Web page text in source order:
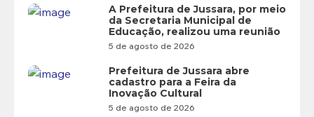
A Prefeitura de Jussara, por meio
da Secretaria Municipal de
Educação, realizou uma reunião
5 de agosto de 2026
Prefeitura de Jussara abre
cadastro para a Feira da
Inovação Cultural
5 de agosto de 2026